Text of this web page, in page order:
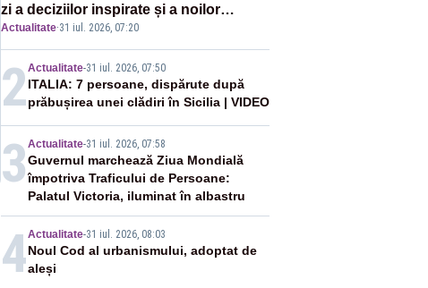
zi a deciziilor inspirate și a noilor
începuturi. Vezi zodiile vizate
Actualitate·31 iul. 2026, 07:20
2Actualitate-31 iul. 2026, 07:50
ITALIA: 7 persoane, dispărute după
prăbușirea unei clădiri în Sicilia | VIDEO
3 Actualitate-31 iul. 2026, 07:58
Guvernul marchează Ziua Mondială
împotriva Traficului de Persoane:
Palatul Victoria, iluminat în albastru
4Actualitate-31 iul. 2026, 08:03
Noul Cod al urbanismului, adoptat de
aleși